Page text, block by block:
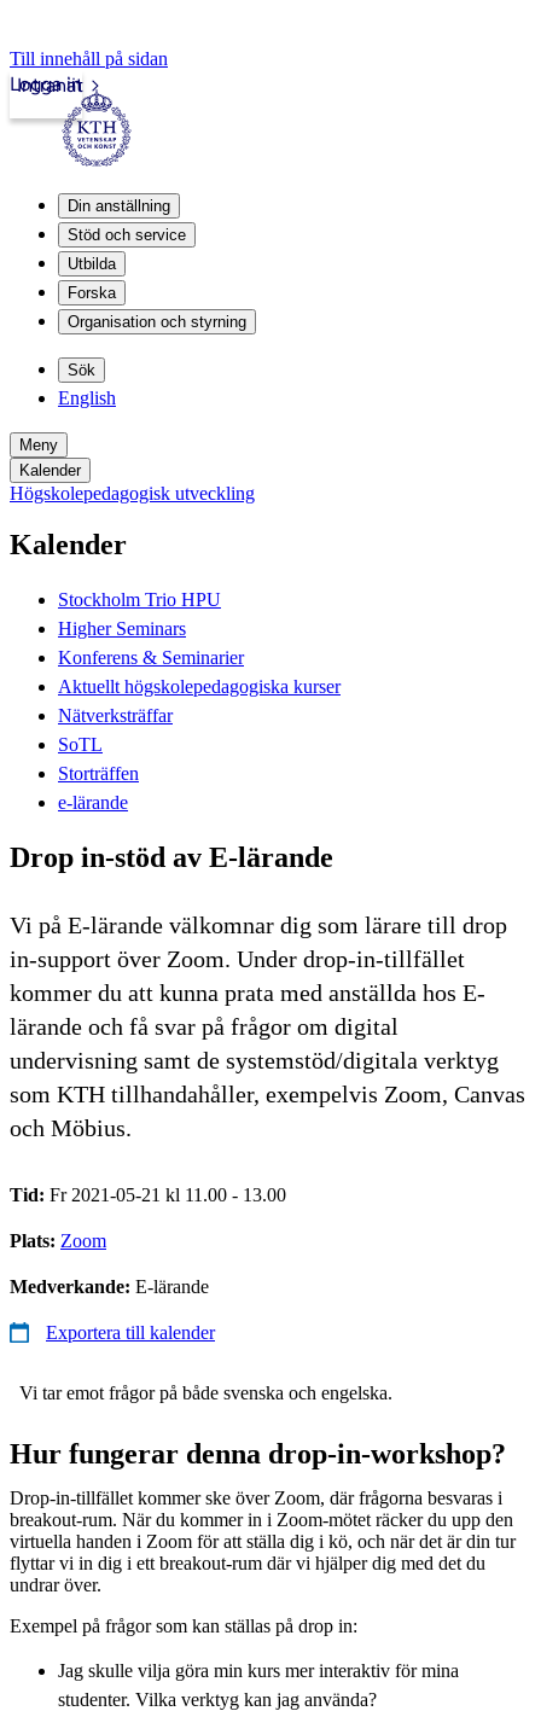
Till innehåll på sidan
Intranät
Logga in
Din anställning
Stöd och service
Utbilda
Forska
Organisation och styrning
Sök
English
Meny
Kalender
Högskolepedagogisk utveckling
Kalender
Stockholm Trio HPU
Higher Seminars
Konferens & Seminarier
Aktuellt högskolepedagogiska kurser
Nätverksträffar
SoTL
Storträffen
e-lärande
Drop in-stöd av E-lärande
Vi på E-lärande välkomnar dig som lärare till drop
in-support över Zoom. Under drop-in-tillfället
kommer du att kunna prata med anställda hos E-
lärande och få svar på frågor om digital
undervisning samt de systemstöd/digitala verktyg
som KTH tillhandahåller, exempelvis Zoom, Canvas
och Möbius.
Tid: Fr 2021-05-21 kl 11.00 - 13.00
Plats: Zoom
Medverkande: E-lärande
Exportera till kalender
Vi tar emot frågor på både svenska och engelska.
Hur fungerar denna drop-in-workshop?
Drop-in-tillfället kommer ske över Zoom, där frågorna besvaras i
breakout-rum. När du kommer in i Zoom-mötet räcker du upp den
virtuella handen i Zoom för att ställa dig i kö, och när det är din tur
flyttar vi in dig i ett breakout-rum där vi hjälper dig med det du
undrar över.
Exempel på frågor som kan ställas på drop in:
Jag skulle vilja göra min kurs mer interaktiv för mina
studenter. Vilka verktyg kan jag använda?